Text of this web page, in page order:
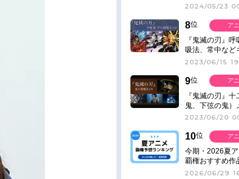
2024/05/23
8位
『鬼滅の刃』
吸法、常中など
2023/06/15
ア
9位
『鬼滅の刃』
鬼、下弦の鬼）
紹介＆解説（登
2023/06/20
ア
10位
今期・2026夏
覇権おすすめ作
結果発表！
2026/06/29
ア